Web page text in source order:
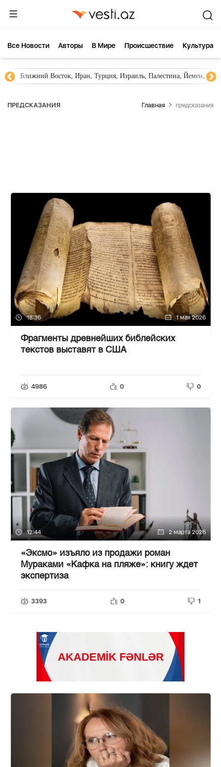
Все Новости Aвторы В Мире Происшествие Культура
Ближний Восток, Иран, Турция, Израиль, Палестина, Йемен,
ПРЕДСКАЗАНИЯ Главная предсказания
18:36 1 мая 2026
Фрагменты древнейших библейских
текстов выставят в США
4986 0 0
12:44 2 марта 2026
«Эксмо» изъяло из продажи роман
Мураками «Кафка на пляже»: книгу ждет
экспертиза
3393 0 1